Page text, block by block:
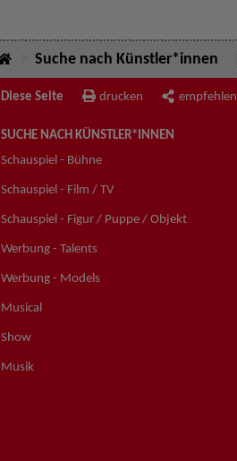
Suche nach Künstler*innen
Diese Seite drucken empfehlen
SUCHE NACH KÜNSTLER*INNEN
Schauspiel - Bühne
Schauspiel - Film / TV
Schauspiel - Figur / Puppe / Objekt
Werbung - Talents
Werbung - Models
Musical
Show
Musik